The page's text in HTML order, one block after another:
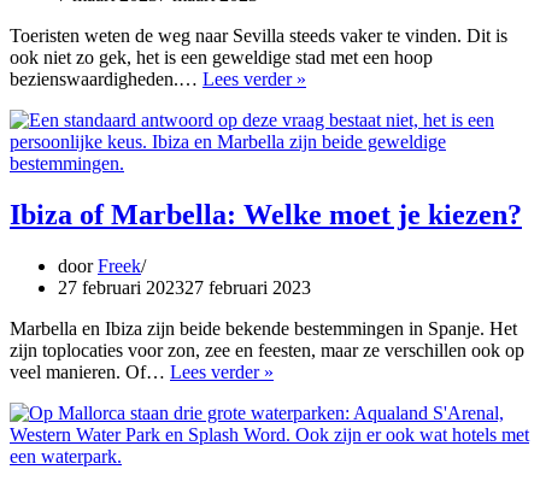
Toeristen weten de weg naar Sevilla steeds vaker te vinden. Dit is
ook niet zo gek, het is een geweldige stad met een hoop
bezienswaardigheden.… Lees verder »
je
gezien
Sevilla?
Ibiza of Marbella: Welke moet je kiezen?
doorFreek
27 februari 202327 februari 2023
Marbella en Ibiza zijn beide bekende bestemmingen in Spanje. Het
zijn toplocaties voor zon, zee en feesten, maar ze verschillen ook op
veel manieren. Of… Lees verder »
Marbella:
Welke